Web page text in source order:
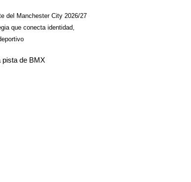
del Manchester City 2026/27
que conecta identidad,